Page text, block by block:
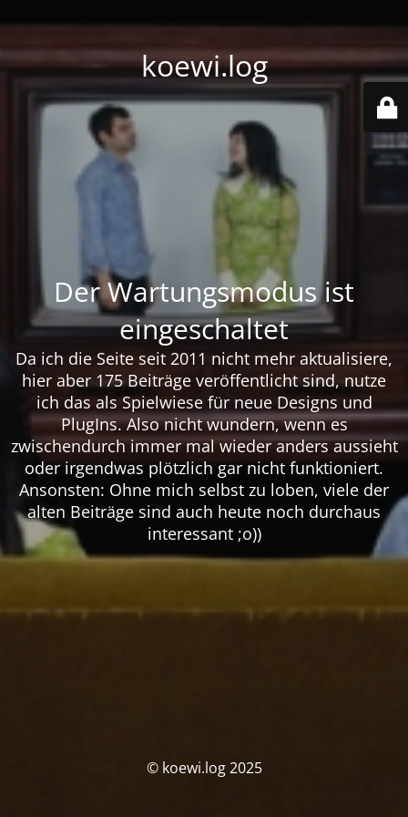
koewi.log
Der Wartungsmodus ist
eingeschaltet
Da ich die Seite seit 2011 nicht mehr aktualisiere,
hier aber 175 Beiträge veröffentlicht sind, nutze
ich das als Spielwiese für neue Designs und
PlugIns. Also nicht wundern, wenn es
zwischendurch immer mal wieder anders aussieht
oder irgendwas plötzlich gar nicht funktioniert.
Ansonsten: Ohne mich selbst zu loben, viele der
alten Beiträge sind auch heute noch durchaus
interessant ;o))
© koewi.log 2025